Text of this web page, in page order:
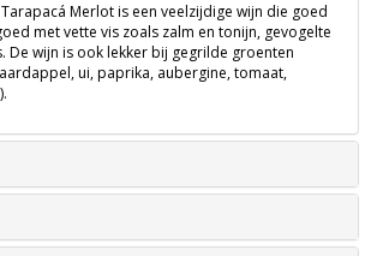
Merlot is een veelzijdige wijn die goed
met vette vis zoals zalm en tonijn, gevogelte
De wijn is ook lekker bij gegrilde groenten
ui, paprika, aubergine, tomaat,